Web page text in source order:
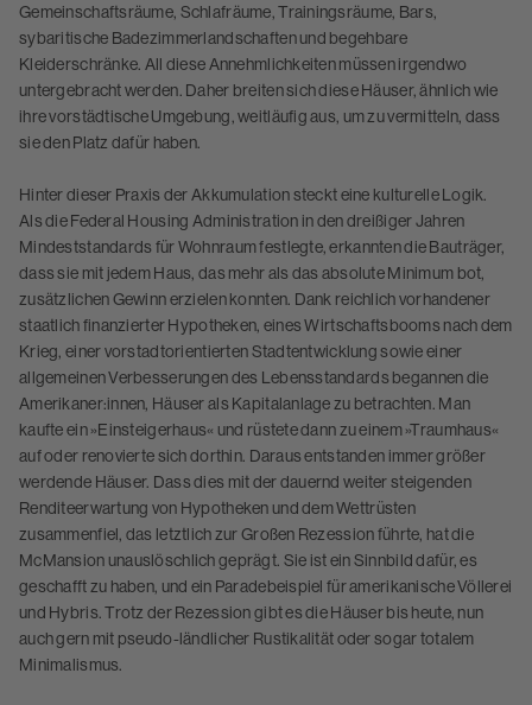
Gemeinschaftsräume, Schlafräume, Trainingsräume, Bars,
sybaritische Badezimmerlandschaften und begehbare
Kleiderschränke. All diese Annehmlichkeiten müssen irgendwo
untergebracht werden. Daher breiten sich diese Häuser, ähnlich wie
ihre vorstädtische Umgebung, weitläufig aus, um zu vermitteln, dass
sie den Platz dafür haben.
Hinter dieser Praxis der Akkumulation steckt eine kulturelle Logik.
Als die Federal Housing Administration in den dreißiger Jahren
Mindeststandards für Wohnraum festlegte, erkannten die Bauträger,
dass sie mit jedem Haus, das mehr als das absolute Minimum bot,
zusätzlichen Gewinn erzielen konnten. Dank reichlich vorhandener
staatlich finanzierter Hypotheken, eines Wirtschaftsbooms nach dem
Krieg, einer vorstadtorientierten Stadtentwicklung sowie einer
allgemeinen Verbesserungen des Lebensstandards begannen die
Amerikaner:innen, Häuser als Kapitalanlage zu betrachten. Man
kaufte ein »Einsteigerhaus« und rüstete dann zu einem »Traumhaus«
auf oder renovierte sich dorthin. Daraus entstanden immer größer
werdende Häuser. Dass dies mit der dauernd weiter steigenden
Renditeerwartung von Hypotheken und dem Wettrüsten
zusammenfiel, das letztlich zur Großen Rezession führte, hat die
McMansion unauslöschlich geprägt. Sie ist ein Sinnbild dafür, es
geschafft zu haben, und ein Paradebeispiel für amerikanische Völlerei
und Hybris. Trotz der Rezession gibt es die Häuser bis heute, nun
auch gern mit pseudo-ländlicher Rustikalität oder sogar totalem
Minimalismus.